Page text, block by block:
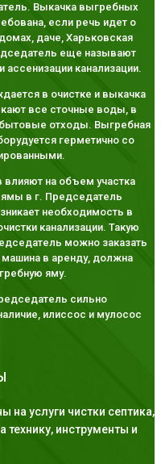
Выкачка выгребных
если речь идет о
даче, Харьковская
еще называют
ассенизации канализации.
в очистке и выкачка
все сточные воды, в
отходы. Выгребная
герметично со
на объем участка
в г. Председатель
необходимость в
канализации. Такую
можно заказать
в аренду, должна
яму.
сильно
илиссос и мулосос
на услуги чистки септика,
технику, инструменты и